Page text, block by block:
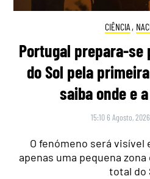
CIÊNCIA ,
Portugal prepara-
do Sol pela
saiba onde e
15:10 6 Agosto, 2026
O fenómeno será visível
apenas uma pequena
total do